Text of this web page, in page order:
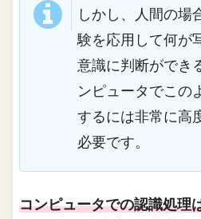
しかし、人間の場
験を応用して何が
意識に判断ができ
ンピュータでこの
するには非常に高
必要です。
コンピュータでの認識処理